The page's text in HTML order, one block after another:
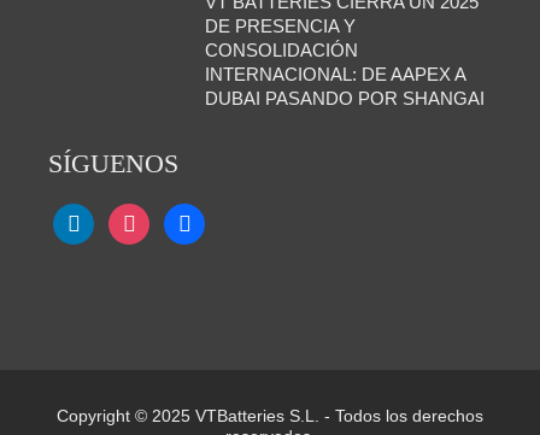
DE PRESENCIA Y
CONSOLIDACIÓN
INTERNACIONAL: DE AAPEX A
DUBAI PASANDO POR SHANGAI
SÍGUENOS
Copyright © 2025 VTBatteries S.L. - Todos los derechos